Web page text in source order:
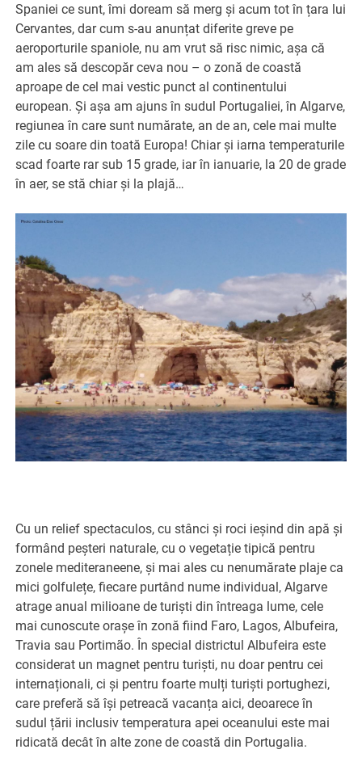
Spaniei ce sunt, îmi doream să merg și acum tot în țara lui
Cervantes, dar cum s-au anunțat diferite greve pe
aeroporturile spaniole, nu am vrut să risc nimic, așa că
am ales să descopăr ceva nou – o zonă de coastă
aproape de cel mai vestic punct al continentului
european. Și așa am ajuns în sudul Portugaliei, în Algarve,
regiunea în care sunt numărate, an de an, cele mai multe
zile cu soare din toată Europa! Chiar și iarna temperaturile
scad foarte rar sub 15 grade, iar în ianuarie, la 20 de grade
în aer, se stă chiar și la plajă…
Cu un relief spectaculos, cu stânci și roci ieșind din apă și
formând peșteri naturale, cu o vegetație tipică pentru
zonele mediteraneene, și mai ales cu nenumărate plaje ca
mici golfulețe, fiecare purtând nume individual, Algarve
atrage anual milioane de turiști din întreaga lume, cele
mai cunoscute orașe în zonă fiind Faro, Lagos, Albufeira,
Travia sau Portimão. În special districtul Albufeira este
considerat un magnet pentru turiști, nu doar pentru cei
internaționali, ci și pentru foarte mulți turiști portughezi,
care preferă să își petreacă vacanța aici, deoarece în
sudul țării inclusiv temperatura apei oceanului este mai
ridicată decât în alte zone de coastă din Portugalia.